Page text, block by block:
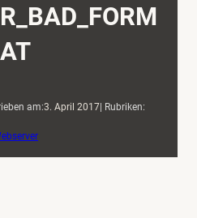
AT
am:3. April 2017| Rubriken: